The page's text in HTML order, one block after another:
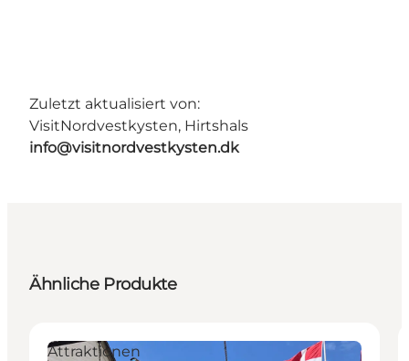
Zuletzt aktualisiert von:
VisitNordvestkysten, Hirtshals
info@visitnordvestkysten.dk
Ähnliche Produkte
Attraktionen